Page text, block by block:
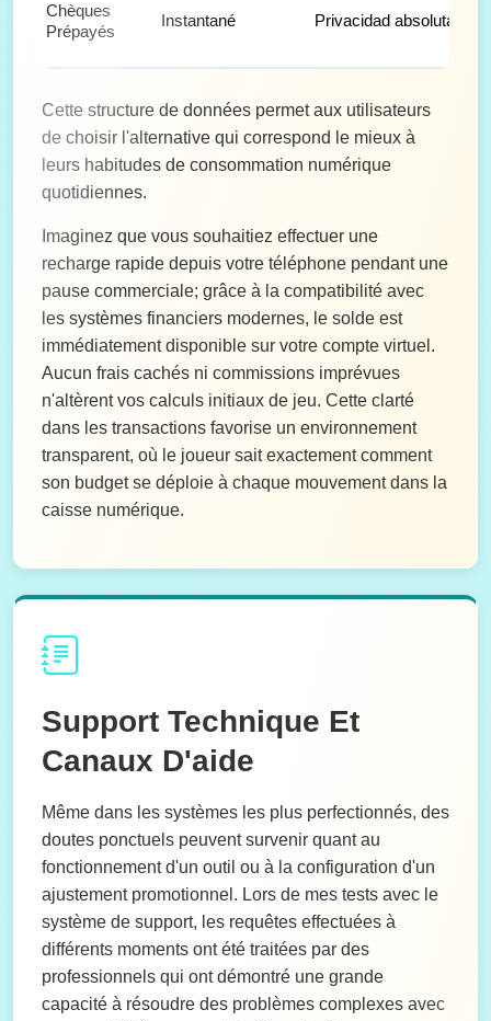
Chèques
Prépayés
Instantané Privacidad absoluta
Cette structure de données permet aux utilisateurs
de choisir l'alternative qui correspond le mieux à
leurs habitudes de consommation numérique
quotidiennes.
Imaginez que vous souhaitiez effectuer une
recharge rapide depuis votre téléphone pendant une
pause commerciale; grâce à la compatibilité avec
les systèmes financiers modernes, le solde est
immédiatement disponible sur votre compte virtuel.
Aucun frais cachés ni commissions imprévues
n'altèrent vos calculs initiaux de jeu. Cette clarté
dans les transactions favorise un environnement
transparent, où le joueur sait exactement comment
son budget se déploie à chaque mouvement dans la
caisse numérique.
Support Technique Et
Canaux D'aide
Même dans les systèmes les plus perfectionnés, des
doutes ponctuels peuvent survenir quant au
fonctionnement d'un outil ou à la configuration d'un
ajustement promotionnel. Lors de mes tests avec le
système de support, les requêtes effectuées à
différents moments ont été traitées par des
professionnels qui ont démontré une grande
capacité à résoudre des problèmes complexes avec